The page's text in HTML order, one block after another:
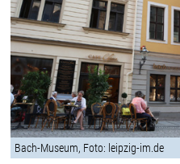
Bach-Museum, Foto: leipzig-im.de